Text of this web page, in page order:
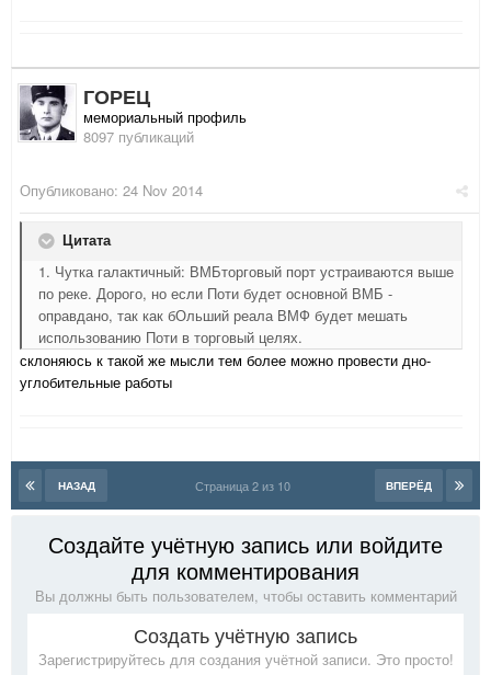
ГОРЕЦ
мемориальный профиль
8097 публикаций
Опубликовано: 24 Nov 2014
Цитата
1. Чутка галактичный: ВМБторговый порт устраиваются выше
по реке. Дорого, но если Поти будет основной ВМБ -
оправдано, так как бОльший реала ВМФ будет мешать
использованию Поти в торговый целях.
склоняюсь к такой же мысли тем более можно провести дно-
углобительные работы
НАЗАД ВПЕРЁД
Страница 2 из 10
Создайте учётную запись или войдите
для комментирования
Вы должны быть пользователем, чтобы оставить комментарий
Создать учётную запись
Зарегистрируйтесь для создания учётной записи. Это просто!